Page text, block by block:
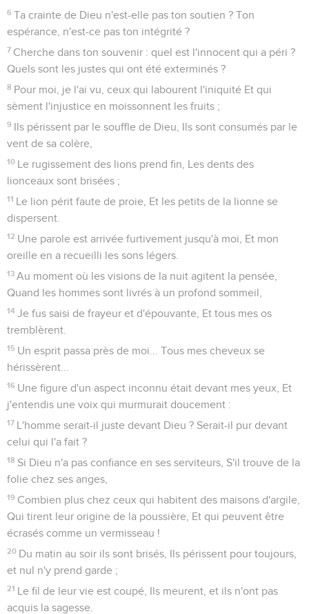
6 Ta crainte de Dieu n'est-elle pas ton soutien ? Ton
espérance, n'est-ce pas ton intégrité ?
7 Cherche dans ton souvenir : quel est l'innocent qui a péri ?
Quels sont les justes qui ont été exterminés ?
8 Pour moi, je l'ai vu, ceux qui labourent l'iniquité Et qui
sèment l'injustice en moissonnent les fruits ;
9 Ils périssent par le souffle de Dieu, Ils sont consumés par le
vent de sa colère,
10 Le rugissement des lions prend fin, Les dents des
lionceaux sont brisées ;
11 Le lion périt faute de proie, Et les petits de la lionne se
dispersent.
12 Une parole est arrivée furtivement jusqu'à moi, Et mon
oreille en a recueilli les sons légers.
13 Au moment où les visions de la nuit agitent la pensée,
Quand les hommes sont livrés à un profond sommeil,
14 Je fus saisi de frayeur et d'épouvante, Et tous mes os
tremblèrent.
15 Un esprit passa près de moi... Tous mes cheveux se
hérissèrent...
16 Une figure d'un aspect inconnu était devant mes yeux, Et
j'entendis une voix qui murmurait doucement :
17 L'homme serait-il juste devant Dieu ? Serait-il pur devant
celui qui l'a fait ?
18 Si Dieu n'a pas confiance en ses serviteurs, S'il trouve de la
folie chez ses anges,
19 Combien plus chez ceux qui habitent des maisons d'argile,
Qui tirent leur origine de la poussière, Et qui peuvent être
écrasés comme un vermisseau !
20 Du matin au soir ils sont brisés, Ils périssent pour toujours,
et nul n'y prend garde ;
21 Le fil de leur vie est coupé, Ils meurent, et ils n'ont pas
acquis la sagesse.